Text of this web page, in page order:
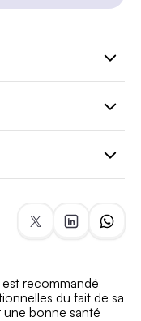
recommandé
du fait de sa
bonne santé